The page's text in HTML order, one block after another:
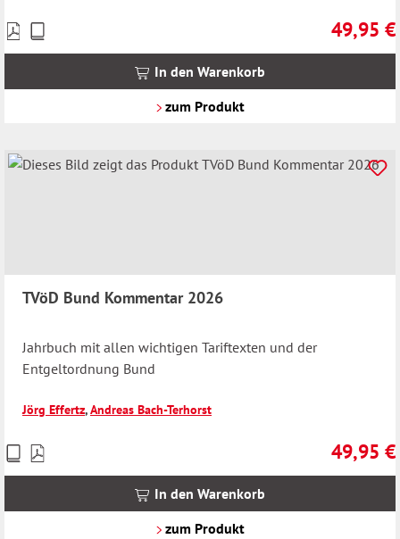
49,95 €
Preise
inkl.
In den Warenkorb
zum Produkt
TVöD Bund Kommentar 2026
Jahrbuch mit allen wichtigen Tariftexten und der
Entgeltordnung Bund
Jörg Effertz,Andreas Bach-Terhorst
49,95 €
Preise
inkl.
In den Warenkorb
zum Produkt